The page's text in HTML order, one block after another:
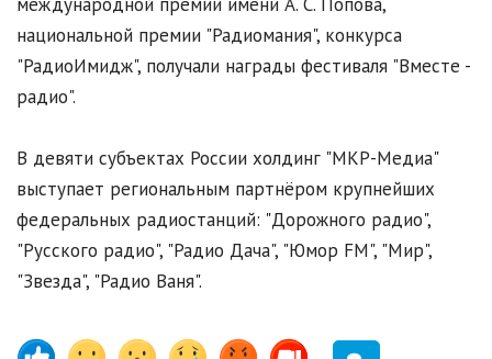
международной премии имени А. С. Попова,
национальной премии "Радиомания", конкурса
"РадиоИмидж", получали награды фестиваля "Вместе -
радио".
В девяти субъектах России холдинг "МКР-Медиа"
выступает региональным партнёром крупнейших
федеральных радиостанций: "Дорожного радио",
"Русского радио", "Радио Дача", "Юмор FM", "Мир",
"Звезда", "Радио Ваня".